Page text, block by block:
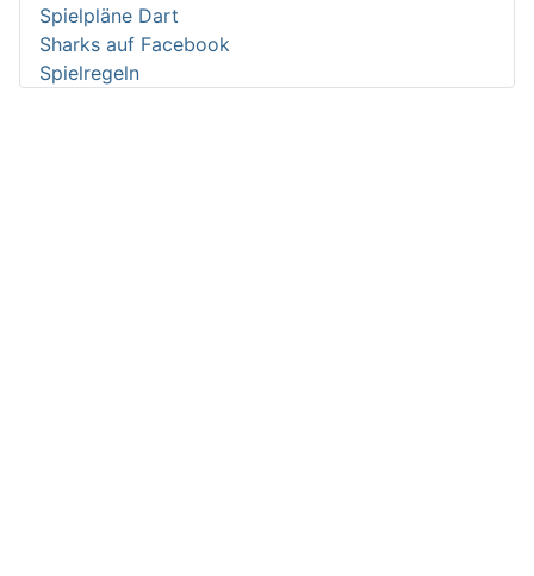
Spielpläne Dart
Sharks auf Facebook
Spielregeln